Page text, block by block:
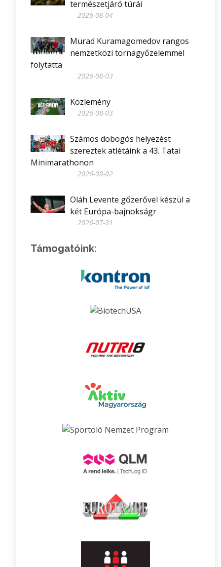
természetjáró túrái
2026-08-04
Murad Kuramagomedov rangos
nemzetközi tornagyőzelemmel
folytatta
2026-08-03
Közlemény
2026-08-03
Számos dobogós helyezést
szereztek atlétáink a 43. Tatai
Minimarathonon
2026-08-02
Oláh Levente gőzerővel készül a
két Európa-bajnokságr
2026-07-31
Támogatóink: